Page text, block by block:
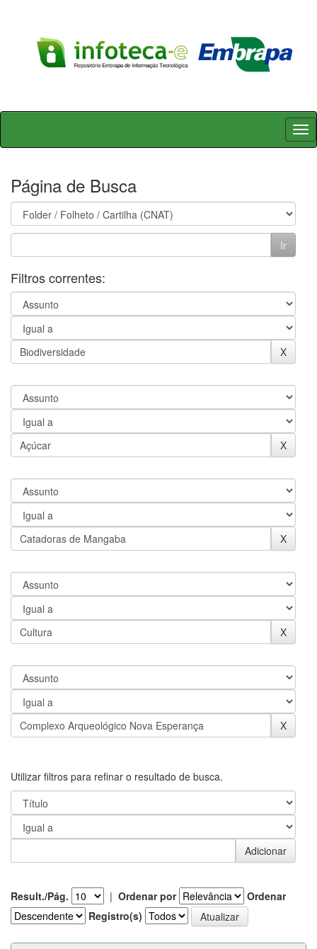
Skip
Página de Busca
Filtros correntes:
Utilizar filtros para refinar o resultado de busca.
Result./Pág. | Ordenar por
Ordenar
Registro(s)